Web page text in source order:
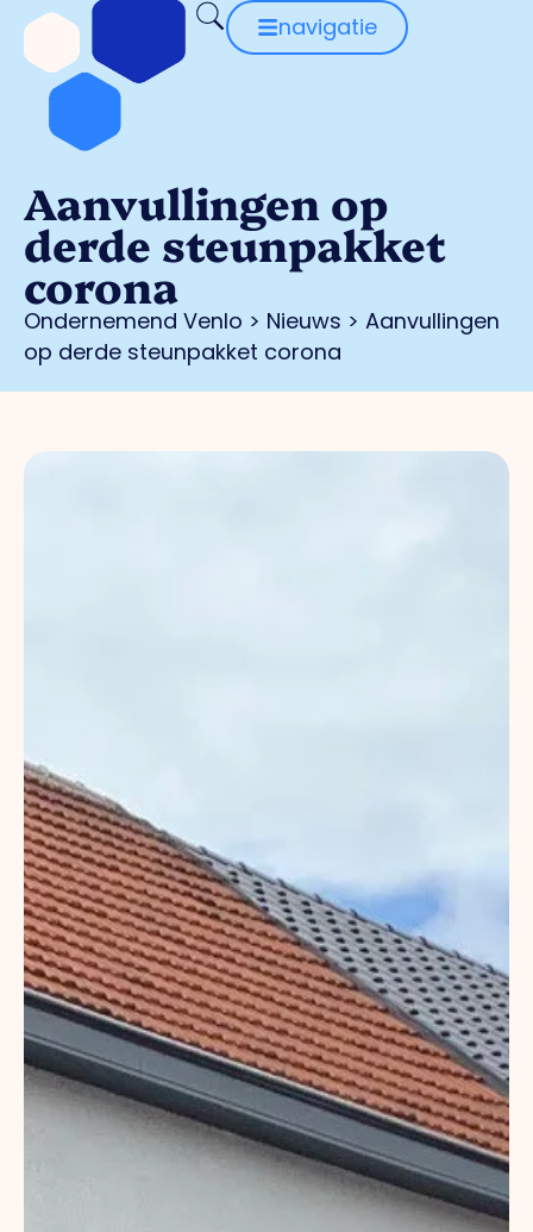
navigatie
Aanvullingen op
derde steunpakket
corona
Ondernemend Venlo > Nieuws > Aanvullingen
op derde steunpakket corona